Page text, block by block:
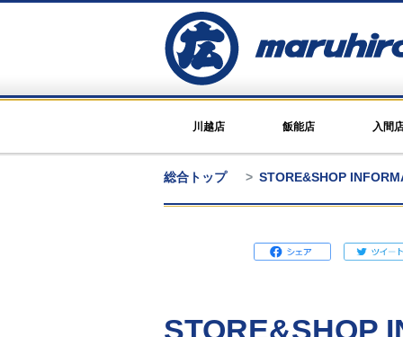
川越店 飯能店 入間
総合トップ STORE&SHOP
STORE&SHOP